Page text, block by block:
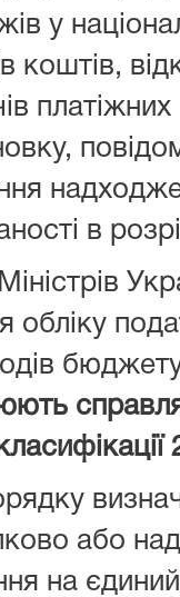
у
коштів,
в
або
на єдиний